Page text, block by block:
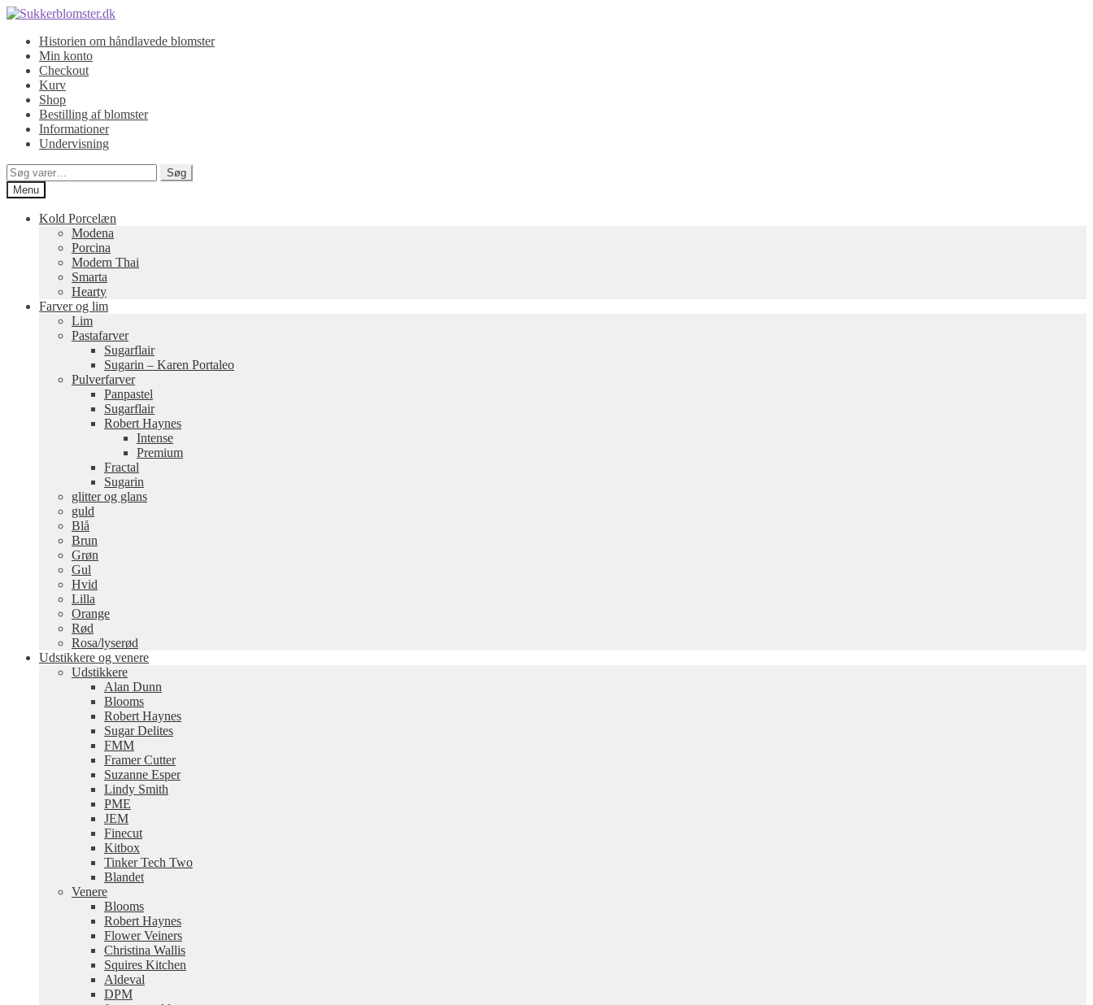
Spring
navigation
Spring
indholdHistorien om håndlavede blomster
Min konto
Checkout
Kurv
Shop
Bestilling af blomster
Informationer
Undervisning
Søg
efter:
Søg
Menu
Kold Porcelæn
Modena
Porcina
Modern Thai
Smarta
Hearty
Farver og lim
Lim
Pastafarver
Sugarflair
Sugarin – Karen Portaleo
Pulverfarver
Panpastel
Sugarflair
Robert Haynes
Intense
Premium
Fractal
Sugarin
glitter og glans
guld
Blå
Brun
Grøn
Gul
Hvid
Lilla
Orange
Rød
Rosa/lyserød
Udstikkere og venere
Udstikkere
Alan Dunn
Blooms
Robert Haynes
Sugar Delites
FMM
Framer Cutter
Suzanne Esper
Lindy Smith
PME
JEM
Finecut
Kitbox
Tinker Tech Two
Blandet
Venere
Blooms
Robert Haynes
Flower Veiners
Christina Wallis
Squires Kitchen
Aldeval
DPM